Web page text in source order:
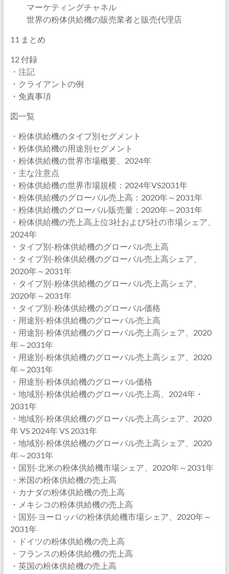
マーケティングチャネル
世界の粉体供給機の販売業者と販売代理店
11 まとめ
12 付録
・注記
・クライアントの例
・免責事項
図一覧
・粉体供給機のタイプ別セグメント
・粉体供給機の用途別セグメント
・粉体供給機の世界市場概要、2024年
・主な注意点
・粉体供給機の世界市場規模：2024年VS2031年
・粉体供給機のグローバル売上高：2020年～2031年
・粉体供給機のグローバル販売量：2020年～2031年
・粉体供給機の売上高上位3社および5社の市場シェア、
2024年
・タイプ別-粉体供給機のグローバル売上高
・タイプ別-粉体供給機のグローバル売上高シェア、
2020年～2031年
・タイプ別-粉体供給機のグローバル売上高シェア、
2020年～2031年
・タイプ別-粉体供給機のグローバル価格
・用途別-粉体供給機のグローバル売上高
・用途別-粉体供給機のグローバル売上高シェア、2020
年～2031年
・用途別-粉体供給機のグローバル売上高シェア、2020
年～2031年
・用途別-粉体供給機のグローバル価格
・地域別-粉体供給機のグローバル売上高、2024年・
2031年
・地域別-粉体供給機のグローバル売上高シェア、2020
年 VS 2024年 VS 2031年
・地域別-粉体供給機のグローバル売上高シェア、2020
年～2031年
・国別-北米の粉体供給機市場シェア、2020年～2031年
・米国の粉体供給機の売上高
・カナダの粉体供給機の売上高
・メキシコの粉体供給機の売上高
・国別-ヨーロッパの粉体供給機市場シェア、2020年～
2031年
・ドイツの粉体供給機の売上高
・フランスの粉体供給機の売上高
・英国の粉体供給機の売上高